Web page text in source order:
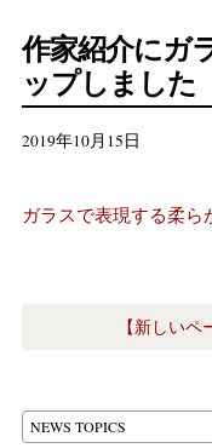
お問合わせ
美し人GALLERY
作家紹介にガ
ップしました
2019年10月15日
ガラスで表現する柔ら
【新しいペ
NEWS TOPICS